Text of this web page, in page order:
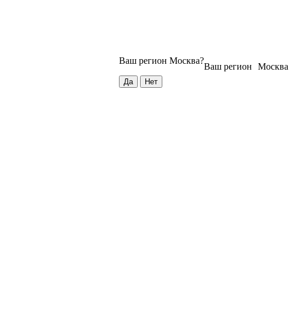
Москва
Ваш регион
Ваш регион Москва?